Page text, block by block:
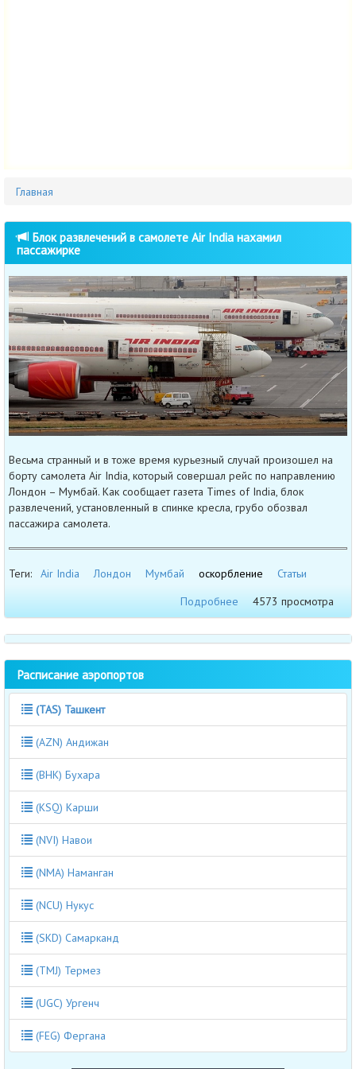
Главная
Блок развлечений в самолете Air India нахамил
пассажирке
Весьма странный и в тоже время курьезный случай произошел на
борту самолета Air India, который совершал рейс по направлению
Лондон – Мумбай. Как сообщает газета Times of India, блок
развлечений, установленный в спинке кресла, грубо обозвал
пассажира самолета.
Теги: Air India Лондон Мумбай оскорбление
Статьи
Подробнее
4573 просмотра
Расписание аэропортов
(TAS) Ташкент
(AZN) Андижан
(BHK) Бухара
(KSQ) Карши
(NVI) Навои
(NMA) Наманган
(NCU) Нукус
(SKD) Самарканд
(TMJ) Термез
(UGC) Ургенч
(FEG) Фергана